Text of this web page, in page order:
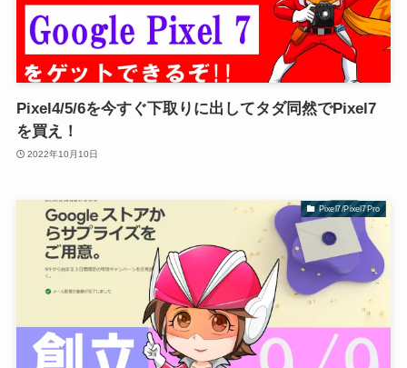
Pixel4/5/6を今すぐ下取りに出してタダ同然でPixel7
を買え！
2022年10月10日
Pixel7/Pixel7Pro